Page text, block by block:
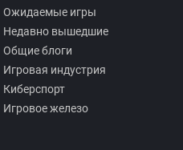
Ожидаемые игры
Недавно вышедшие
Общие блоги
Игровая индустрия
Киберспорт
Игровое железо